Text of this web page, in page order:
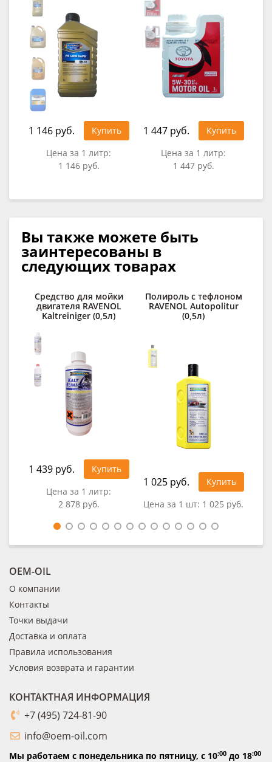
1 146 руб.
Купить
Цена за 1 литр:
1 146 руб.
1 447 руб.
Купить
Цена за 1 литр:
1 447 руб.
Вы также можете быть
заинтересованы в
следующих товарах
Средство для мойки
двигателя RAVENOL
Kaltreiniger (0,5л)
1 439 руб.
Купить
Цена за 1 литр:
2 878 руб.
Полироль с тефлоном
RAVENOL Autopolitur
(0,5л)
1 025 руб.
Купить
Цена за 1 шт: 1 025 руб.
OEM-OIL
О компании
Контакты
Точки выдачи
Доставка и оплата
Правила использования
Условия возврата и гарантии
КОНТАКТНАЯ ИНФОРМАЦИЯ
+7 (495) 724-81-90
info@oem-oil.com
Мы работаем с понедельника по пятницу, с 10:00 до 18:00